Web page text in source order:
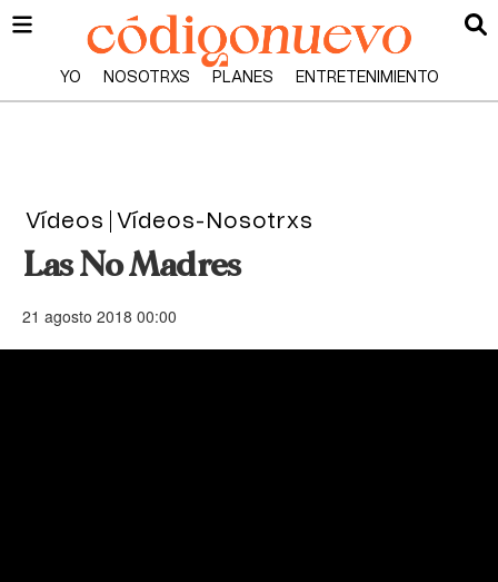
YO NOSOTRXS PLANES ENTRETENIMIENTO
Vídeos Vídeos-Nosotrxs
Las No Madres
21 agosto 2018 00:00